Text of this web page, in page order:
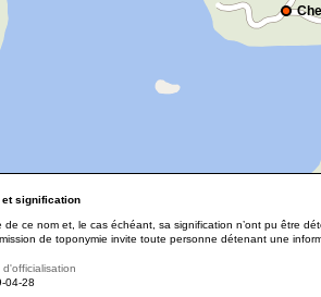
et signification
de ce nom et, le cas échéant, sa signification n’ont pu être
de toponymie invite toute personne détenant une
d'officialisation
04-28